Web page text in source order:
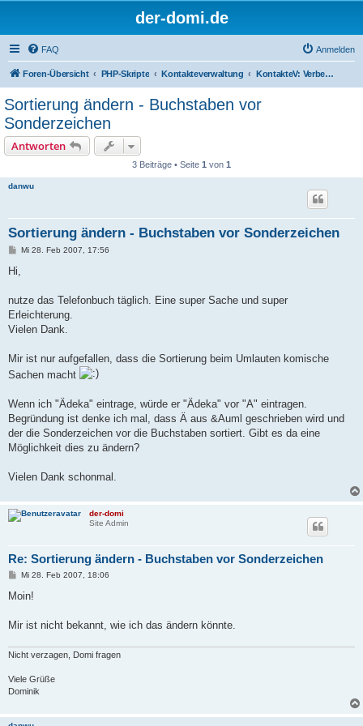
der-domi.de
FAQ Anmelden
Foren-Übersicht PHP-Skripte Kontakteverwaltung KontakteV: Verbesserungen & Entwickler
Sortierung ändern - Buchstaben vor
Sonderzeichen
Antworten
3 Beiträge • Seite 1 von 1
danwu
Sortierung ändern - Buchstaben vor Sonderzeichen
B
t
a
Mi 28. Feb 2007, 17:56
Hi,
nutze das Telefonbuch täglich. Eine super Sache und super
Erleichterung.
Vielen Dank.
Mir ist nur aufgefallen, dass die Sortierung beim Umlauten komische
Sachen macht
Wenn ich "Ädeka" eintrage, würde er "Ädeka" vor "A" eintragen.
Begründung ist denke ich mal, dass Ä aus &Auml geschrieben wird und
der die Sonderzeichen vor die Buchstaben sortiert. Gibt es da eine
Möglichkeit dies zu ändern?
Vielen Dank schonmal.
der-domi
Site Admin
Re: Sortierung ändern - Buchstaben vor Sonderzeichen
B
i
a
Mi 28. Feb 2007, 18:06
Moin!
Mir ist nicht bekannt, wie ich das ändern könnte.
Nicht verzagen, Domi fragen
Viele Grüße
Dominik